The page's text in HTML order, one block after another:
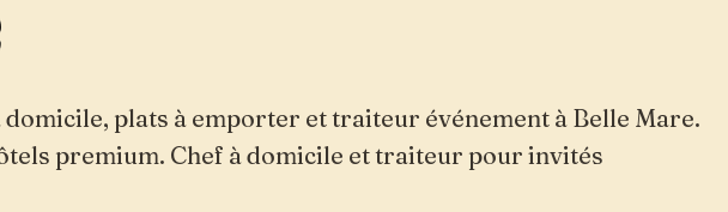
plats à emporter et traiteur événement à Belle Mare.
premium. Chef à domicile et traiteur pour invités